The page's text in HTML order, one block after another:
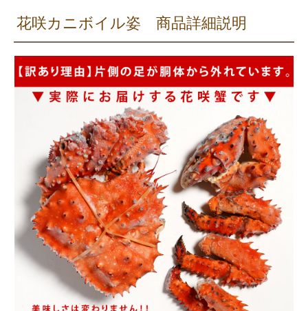
花咲カニボイル姿 商品詳細説明